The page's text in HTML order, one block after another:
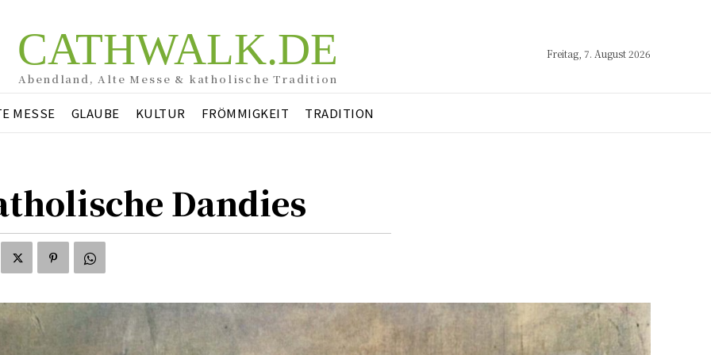
CATHWALK.DE
Abendland, Alte Messe & katholische Tradition
Freitag, 7. August 2026
MESSE GLAUBE KULTUR FRÖMMIGKEIT TRADITION
Dandies